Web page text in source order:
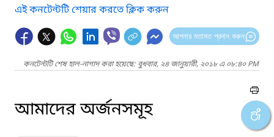
এই কনটেন্টটি শেয়ার করতে ক্লিক করুন
আপনার মতামত প্রদান করুন
কনটেন্টটি শেষ হাল-নাগাদ করা হয়েছে: বুধবার, ২৪ জানুয়ারী, ২০১৮ এ ০৮:৪০ PM
আমাদের অর্জনসমূহ